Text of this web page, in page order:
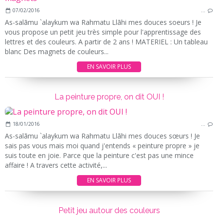
07/02/2016 …
As-salãmu `alaykum wa Rahmatu Llãhi mes douces soeurs ! Je
vous propose un petit jeu très simple pour l'apprentissage des
lettres et des couleurs. A partir de 2 ans ! MATERIEL : Un tableau
blanc Des magnets de couleurs...
EN SAVOIR PLUS
La peinture propre, on dit OUI !
18/01/2016 …
As-salãmu `alaykum wa Rahmatu Llãhi mes douces sœurs ! Je
sais pas vous mais moi quand j'entends « peinture propre » je
suis toute en joie. Parce que la peinture c'est pas une mince
affaire ! A travers cette activité,...
EN SAVOIR PLUS
Petit jeu autour des couleurs